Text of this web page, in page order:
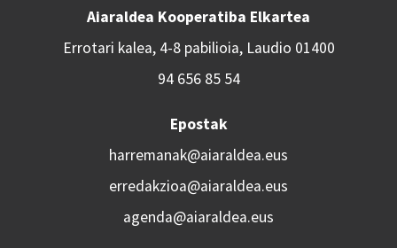
Aiaraldea Kooperatiba Elkartea
Errotari kalea, 4-8 pabilioia, Laudio 01400
94 656 85 54
Epostak
harremanak@aiaraldea.eus
erredakzioa@aiaraldea.eus
agenda@aiaraldea.eus